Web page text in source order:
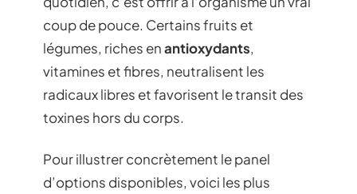
coup de pouce. Certains fruits et
légumes, riches enantioxydants,
vitamines et fibres, neutralisent les
radicaux libres et favorisent le transit des
toxines hors du corps.
Pour illustrer concrètement le panel
d’options disponibles, voici les plus